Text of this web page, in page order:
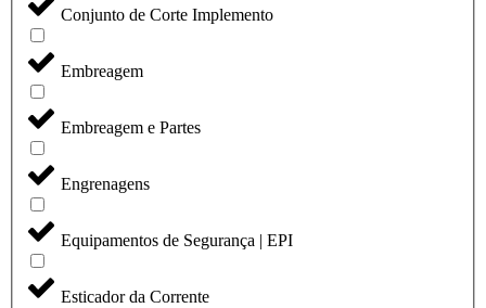
Conjunto de Corte Implemento
Embreagem
Embreagem e Partes
Engrenagens
Equipamentos de Segurança | EPI
Esticador da Corrente